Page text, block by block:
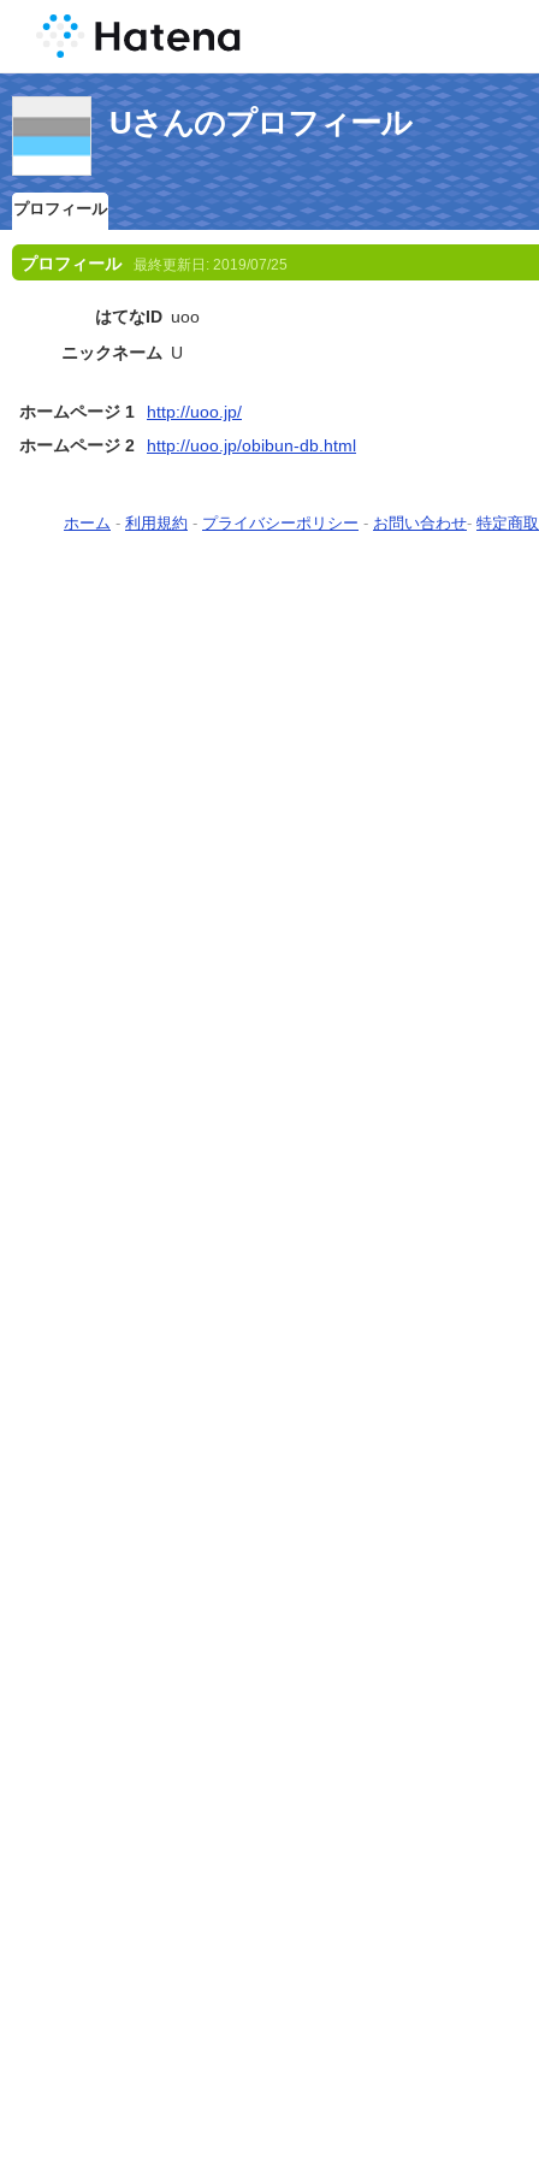
Uさんのプロフィール
プロフィール
プロフィール 最終更新日: 2019/07/25
はてなID uoo
ニックネーム U
ホームページ 1
http://uoo.jp/
ホームページ 2
http://uoo.jp/obibun-db.html
ホーム - 利用規約 - プライバシーポリシー - お問い合わせ- 特定商